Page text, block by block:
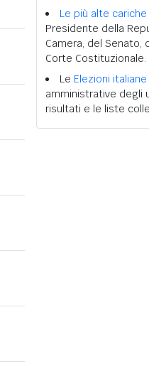
Le più alte
Presidente della
Camera, del Senato,
Corte Costituzionale.
Le Elezioni italiane
amministrative degli
risultati e le liste